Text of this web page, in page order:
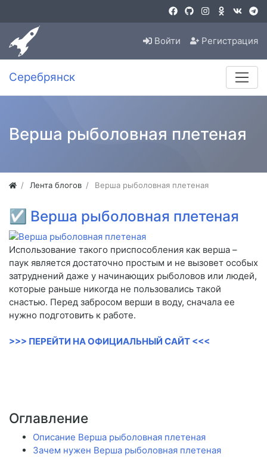
Войти Регистрация
Серебрянск
Верша рыболовная плетеная
Лента блогов Верша рыболовная плетеная
☑ Верша рыболовная плетеная
Использование такого приспособления как верша –
паук является достаточно простым и не вызовет особых
затруднений даже у начинающих рыболовов или людей,
которые раньше никогда не пользовались такой
снастью. Перед забросом верши в воду, сначала ее
нужно подготовить к работе.
>>> ПЕРЕЙТИ НА ОФИЦИАЛЬНЫЙ САЙТ <<<
Оглавление
Описание Верша рыболовная плетеная
Зачем нужен Верша рыболовная плетеная